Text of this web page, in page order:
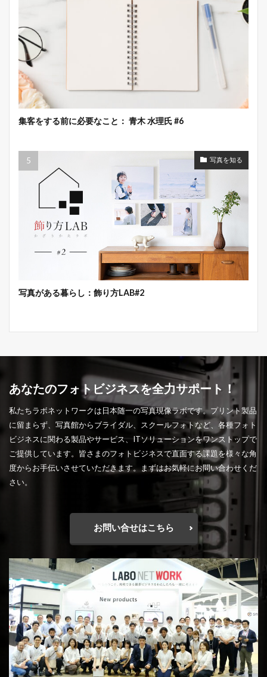
集客をする前に必要なこと： 青木 水理氏 #6
写真を知る
写真がある暮らし：飾り方LAB#2
あなたのフォトビジネスを全力サポート！
私たちラボネットワークは日本随一の写真現像ラボです。プリント製品
に留まらず、写真館からブライダル、スクールフォトなど、各種フォト
ビジネスに関わる製品やサービス、ITソリューションをワンストップで
ご提供しています。皆さまのフォトビジネスで直面する課題を様々な角
度からお手伝いさせていただきます。まずはお気軽にお問い合わせくだ
さい。
お問い合せはこちら